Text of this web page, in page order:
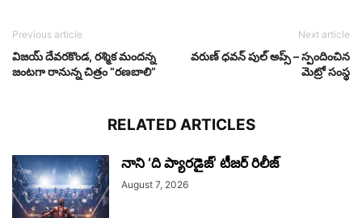
Previous article
విజయ్ దేవరకొండ, రశ్మిక మందన్న
జంటగా రానున్న చిత్రం “రణబాలి”
Next article
వరుణ్ ధవన్ పుల్ అప్స్ – స్పందించిన
మెట్రో సంస్థ
RELATED ARTICLES
నాని ‘ది ప్యారడైజ్’ టీజర్‌ రిలీజ్
August 7, 2026